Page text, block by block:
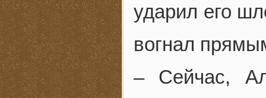
ударил его
вогнал
– Сейчас,